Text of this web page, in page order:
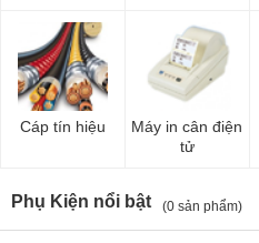
Cáp tín hiệu
Máy in cân điện
tử
Phụ Kiện nổi bật (0 sản phẩm)